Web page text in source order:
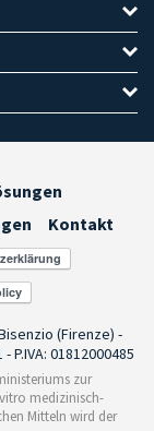
Kontakt
(Firenze) -
P.IVA: 01812000485
zur
medizinisch-
Mitteln wird der